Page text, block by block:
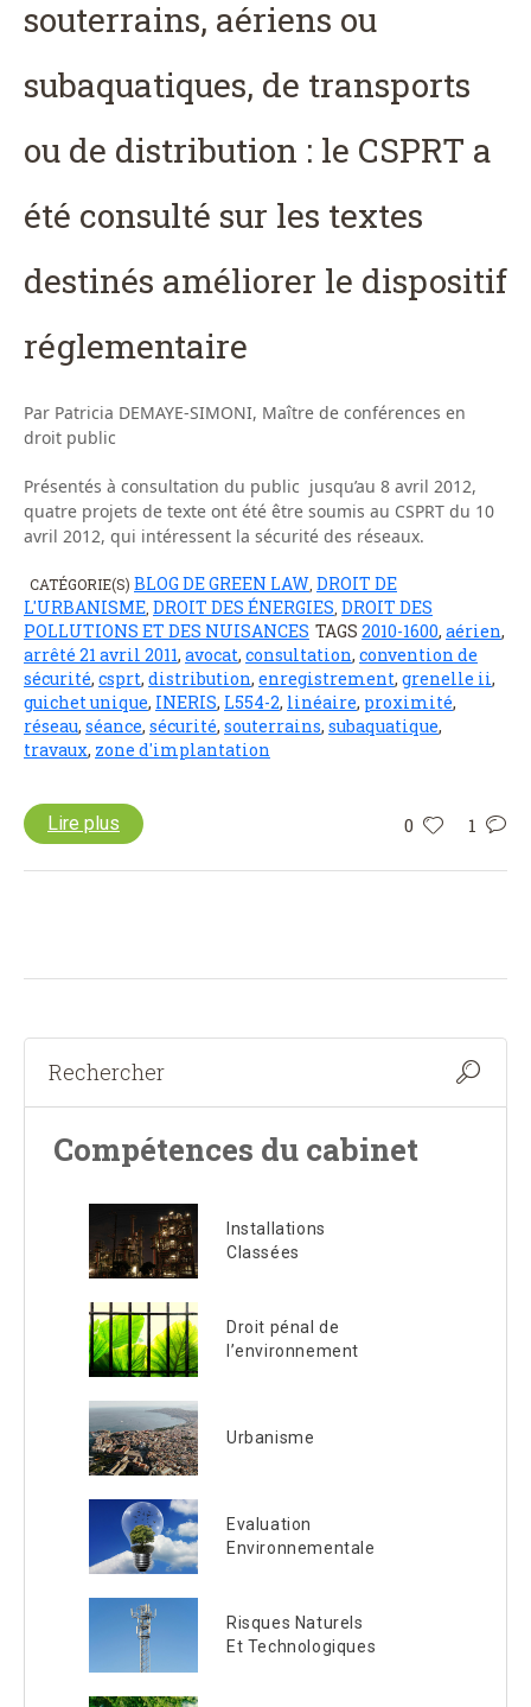
souterrains, aériens ou
subaquatiques, de transports
ou de distribution : le CSPRT a
été consulté sur les textes
destinés améliorer le dispositif
réglementaire
Par Patricia DEMAYE-SIMONI, Maître de conférences en
droit public
Présentés à consultation du public jusqu’au 8 avril 2012,
quatre projets de texte ont été être soumis au CSPRT du 10
avril 2012, qui intéressent la sécurité des réseaux.
CATÉGORIE(S) BLOG DE GREEN LAW DROIT DE
L'URBANISME DROIT DES ÉNERGIES DROIT DES
POLLUTIONS ET DES NUISANCES TAGS 2010-1600, aérien,
arrêté 21 avril 2011, avocat, consultation, convention de
sécurité, csprt, distribution, enregistrement, grenelle ii,
guichet unique, INERIS, L554-2, linéaire, proximité,
réseau, séance, sécurité, souterrains, subaquatique,
travaux, zone d'implantation
0 1
Lire plus
Compétences du cabinet
Installations
Classées
Droit pénal de
l’environnement
Urbanisme
Evaluation
Environnementale
Risques Naturels
Et Technologiques